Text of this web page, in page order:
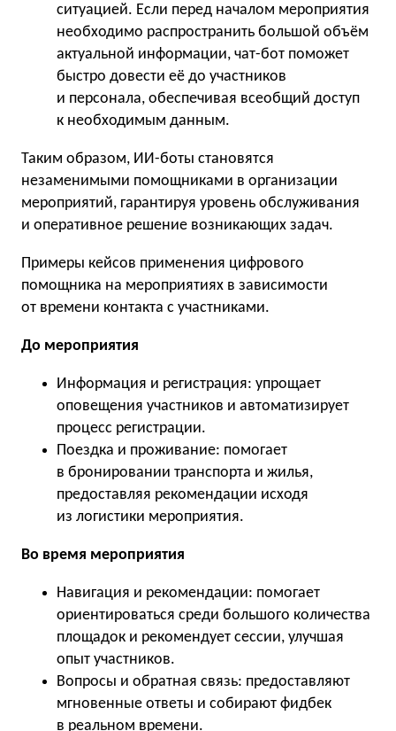
ситуацией. Если перед началом мероприятия
необходимо распространить большой объём
актуальной информации, чат-бот поможет
быстро довести её до участников
и персонала, обеспечивая всеобщий доступ
к необходимым данным.
Таким образом, ИИ-боты становятся
незаменимыми помощниками в организации
мероприятий, гарантируя уровень обслуживания
и оперативное решение возникающих задач.
Примеры кейсов применения цифрового
помощника на мероприятиях в зависимости
от времени контакта с участниками.
До мероприятия
Информация и регистрация: упрощает
оповещения участников и автоматизирует
процесс регистрации.
Поездка и проживание: помогает
в бронировании транспорта и жилья,
предоставляя рекомендации исходя
из логистики мероприятия.
Во время мероприятия
Навигация и рекомендации: помогает
ориентироваться среди большого количества
площадок и рекомендует сессии, улучшая
опыт участников.
Вопросы и обратная связь: предоставляют
мгновенные ответы и собирают фидбек
в реальном времени.